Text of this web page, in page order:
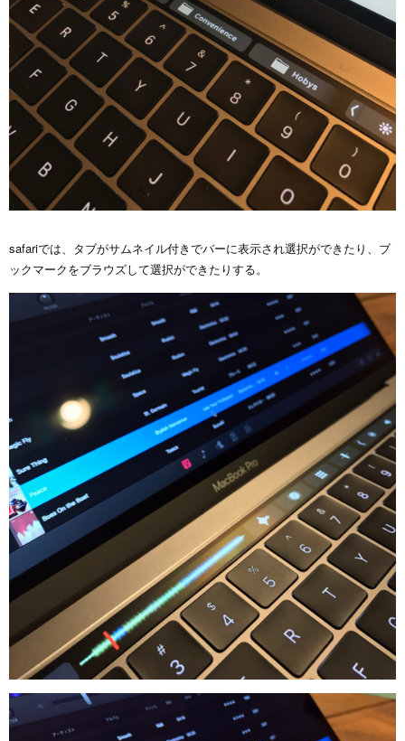
safariでは、タブがサムネイル付きでバーに表示され選択ができたり、ブ
ックマークをブラウズして選択ができたりする。